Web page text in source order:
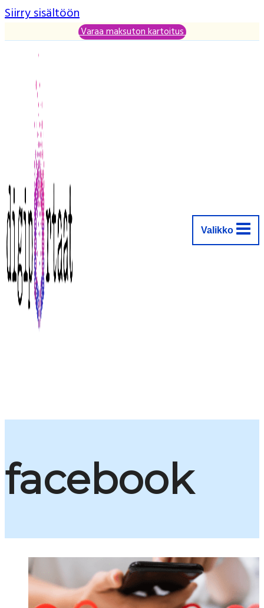
Siirry sisältöön
Varaa maksuton kartoitus
Valikko
facebook